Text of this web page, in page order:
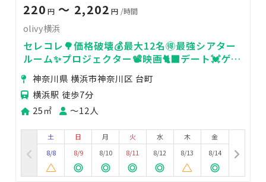
220 円 〜 2,202 円 /時間
olivy横浜
セレコレ🌳価格破壊💰最大12名🉐最強シアター
ルーム✨プロジェクター📽️映画🐈‍⬛デート💓ゲー
ム🎮女子会💗推し活🌟24H🏪olivy横浜
神奈川県 横浜市神奈川区 台町
横浜駅 徒歩7分
25㎡
〜12人
土
8/8
日
8/9
月
8/10
火
8/11
水
8/12
木
8/13
金
8/14